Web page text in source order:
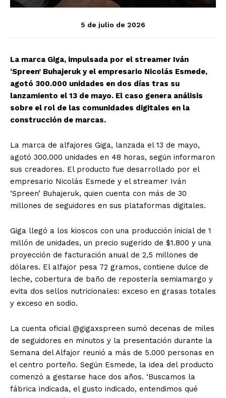
5 de julio de 2026
La marca Giga, impulsada por el streamer Iván
‘Spreen’ Buhajeruk y el empresario Nicolás Esmede,
agotó 300.000 unidades en dos días tras su
lanzamiento el 13 de mayo. El caso genera análisis
sobre el rol de las comunidades digitales en la
construcción de marcas.
La marca de alfajores Giga, lanzada el 13 de mayo,
agotó 300.000 unidades en 48 horas, según informaron
sus creadores. El producto fue desarrollado por el
empresario Nicolás Esmede y el streamer Iván
‘Spreen’ Buhajeruk, quien cuenta con más de 30
millones de seguidores en sus plataformas digitales.
Giga llegó a los kioscos con una producción inicial de 1
millón de unidades, un precio sugerido de $1.800 y una
proyección de facturación anual de 2,5 millones de
dólares. El alfajor pesa 72 gramos, contiene dulce de
leche, cobertura de baño de repostería semiamargo y
evita dos sellos nutricionales: exceso en grasas totales
y exceso en sodio.
La cuenta oficial @gigaxspreen sumó decenas de miles
de seguidores en minutos y la presentación durante la
Semana del Alfajor reunió a más de 5.000 personas en
el centro porteño. Según Esmede, la idea del producto
comenzó a gestarse hace dos años. ‘Buscamos la
fábrica indicada, el gusto indicado, entendimos qué